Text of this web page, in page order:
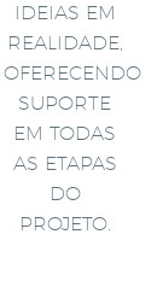
IDEIAS EM
REALIDADE,
OFERECENDO
SUPORTE
EM TODAS
AS ETAPAS
DO
PROJETO.